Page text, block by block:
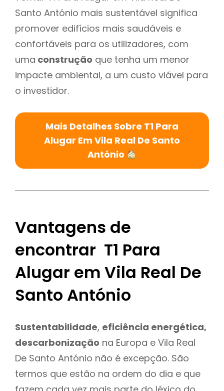
Santo António mais sustentável significa
promover edifícios mais saudáveis e
confortáveis para os utilizadores, com
uma construção que tenha um menor
impacte ambiental, a um custo viável para
o investidor.
Mais Detalhes Sobre T1 Para
Alugar Em Vila Real De Santo
António
Vantagens de
encontrar T1 Para
Alugar em Vila Real De
Santo António
Sustentabilidade, eficiência energética,
descarbonização na Europa e Vila Real
De Santo António não é excepção. São
termos que estão na ordem do dia e que